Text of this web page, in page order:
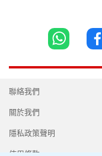
聯絡我們
關於我們
隱私政策聲明
使用條款